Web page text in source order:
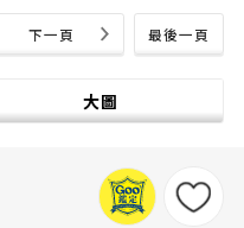
最後一頁
下一頁
大圖